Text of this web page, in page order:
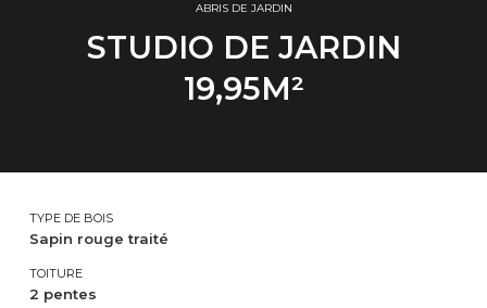
ABRIS DE JARDIN
STUDIO DE JARDIN
19,95M²
TYPE DE BOIS
Sapin rouge traité
TOITURE
2 pentes